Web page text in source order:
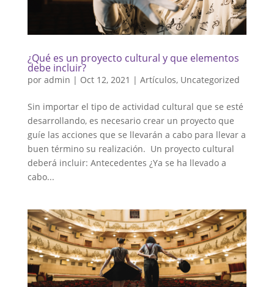
¿Qué es un proyecto cultural y que elementos
debe incluir?
por admin | Oct 12, 2021 | Artículos, Uncategorized
Sin importar el tipo de actividad cultural que se esté
desarrollando, es necesario crear un proyecto que
guíe las acciones que se llevarán a cabo para llevar a
buen término su realización. Un proyecto cultural
deberá incluir: Antecedentes ¿Ya se ha llevado a
cabo...